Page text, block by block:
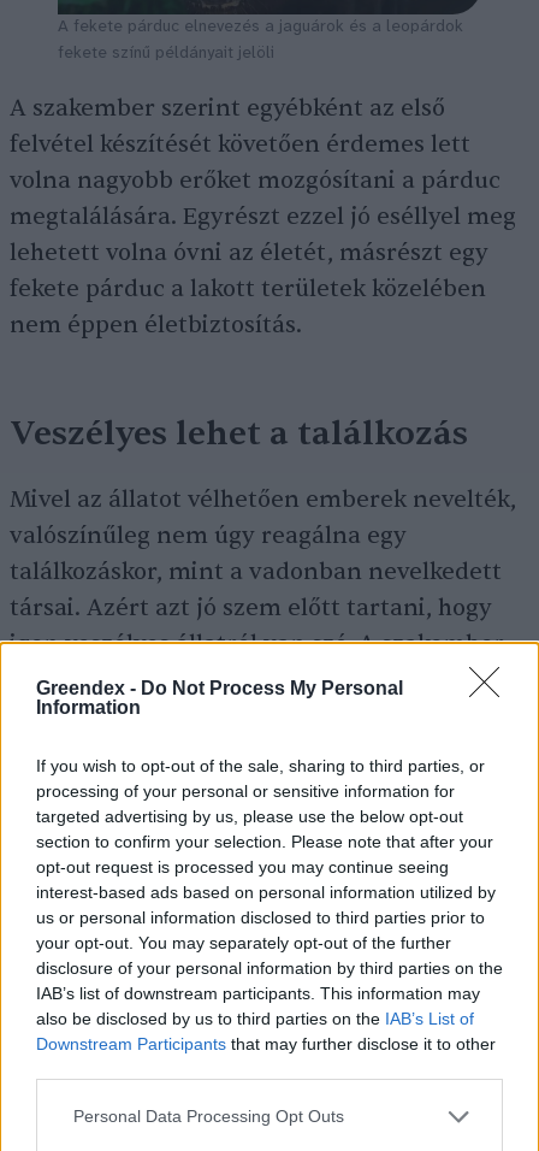
Greendex - Do Not Process My Personal
Information
If you wish to opt-out of the sale, sharing to third parties, or
processing of your personal or sensitive information for
targeted advertising by us, please use the below opt-out
section to confirm your selection. Please note that after your
opt-out request is processed you may continue seeing
interest-based ads based on personal information utilized by
us or personal information disclosed to third parties prior to
your opt-out. You may separately opt-out of the further
disclosure of your personal information by third parties on the
IAB’s list of downstream participants. This information may
also be disclosed by us to third parties on the IAB’s List of
Downstream Participants that may further disclose it to other
Personal Data Processing Opt Outs
A fekete párduc elnevezés a jaguárok és a leopárdok
fekete színű példányait jelöli
A szakember szerint egyébként az első
felvétel készítését követően érdemes lett
volna nagyobb erőket mozgósítani a párduc
megtalálására. Egyrészt ezzel jó eséllyel meg
lehetett volna óvni az életét, másrészt egy
fekete párduc a lakott területek közelében
nem éppen életbiztosítás.
Veszélyes lehet a találkozás
Mivel az állatot vélhetően emberek nevelték,
valószínűleg nem úgy reagálna egy
találkozáskor, mint a vadonban nevelkedett
társai. Azért azt jó szem előtt tartani, hogy
igen veszélyes állatról van szó. A szakember
saját állatai, a karakál és a szervál közepesen
veszélyes állatoknak számítanak, de akár
ezek is tudnak komoly sérüléseket okozni.